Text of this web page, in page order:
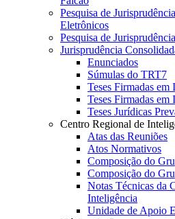
Pesquisa de
Eletrônicos
Pesquisa de
Jurisprudência
Enunciados
Súmulas do TRT7
Teses Firmadas em
Teses Firmadas em
Teses Jurídicas
Centro Regional de
Atas das Reuniões
Atos Normativos
Composição do
Composição do
Notas Técnicas da
Inteligência
Unidade de Apoio